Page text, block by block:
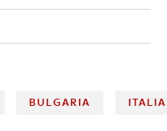
BULGARIA ITALIA